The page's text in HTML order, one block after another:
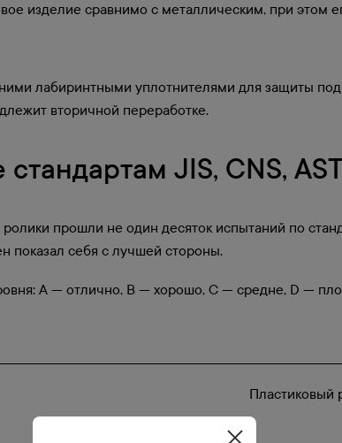
изделие сравнимо с металлическим, при этом
лабиринтными уплотнителями для защиты
вторичной переработке.
стандартам JIS, CNS,
прошли не один десяток испытаний по
показал себя с лучшей стороны.
А — отлично, В — хорошо, С — средне, D —
Пластиковый